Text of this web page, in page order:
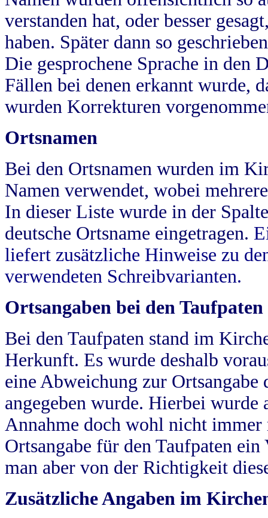
verstanden hat, oder besser
haben. Später dann so
Die gesprochene Sprache in
Fällen bei denen erkannt wurde,
wurden Korrekturen
Ortsnamen
Bei den Ortsnamen wurden im
Namen verwendet, wobei
In dieser Liste wurde in der
deutsche Ortsname eingetragen.
liefert zusätzliche Hinweise zu
verwendeten Schreibvarianten.
Ortsangaben bei den Taufpaten
Bei den Taufpaten stand im
Herkunft. Es wurde deshalb
eine Abweichung zur
angegeben wurde. Hierbei wurde
Annahme doch wohl nicht
Ortsangabe für den Taufpaten
man aber von der Richtigkeit
Zusätzliche Angaben im